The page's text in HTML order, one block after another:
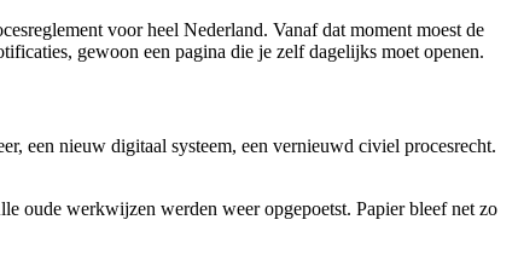
voor heel Nederland. Vanaf dat moment moest de
gewoon een pagina die je zelf dagelijks moet openen.
een nieuw digitaal systeem, een vernieuwd civiel procesrecht.
oude werkwijzen werden weer opgepoetst. Papier bleef net zo